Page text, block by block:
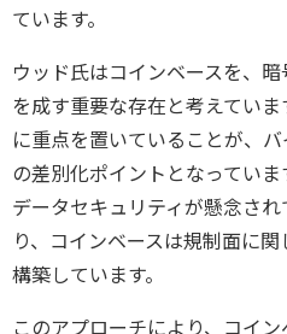
ています。
ウッド氏はコインベースを、
を成す重要な存在と考えてい
に重点を置いていることが、
の差別化ポイントとなっていま
データセキュリティが懸念さ
り、コインベースは規制面に
構築しています。
このアプローチにより、コイ